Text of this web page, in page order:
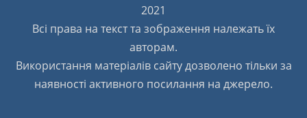
2021
Всі права на текст та зображення належать їх
авторам.
Використання матеріалів сайту дозволено тільки за
наявності активного посилання на джерело.